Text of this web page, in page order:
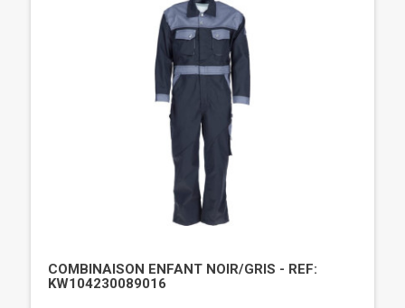
COMBINAISON ENFANT NOIR/GRIS - REF:
KW104230089016